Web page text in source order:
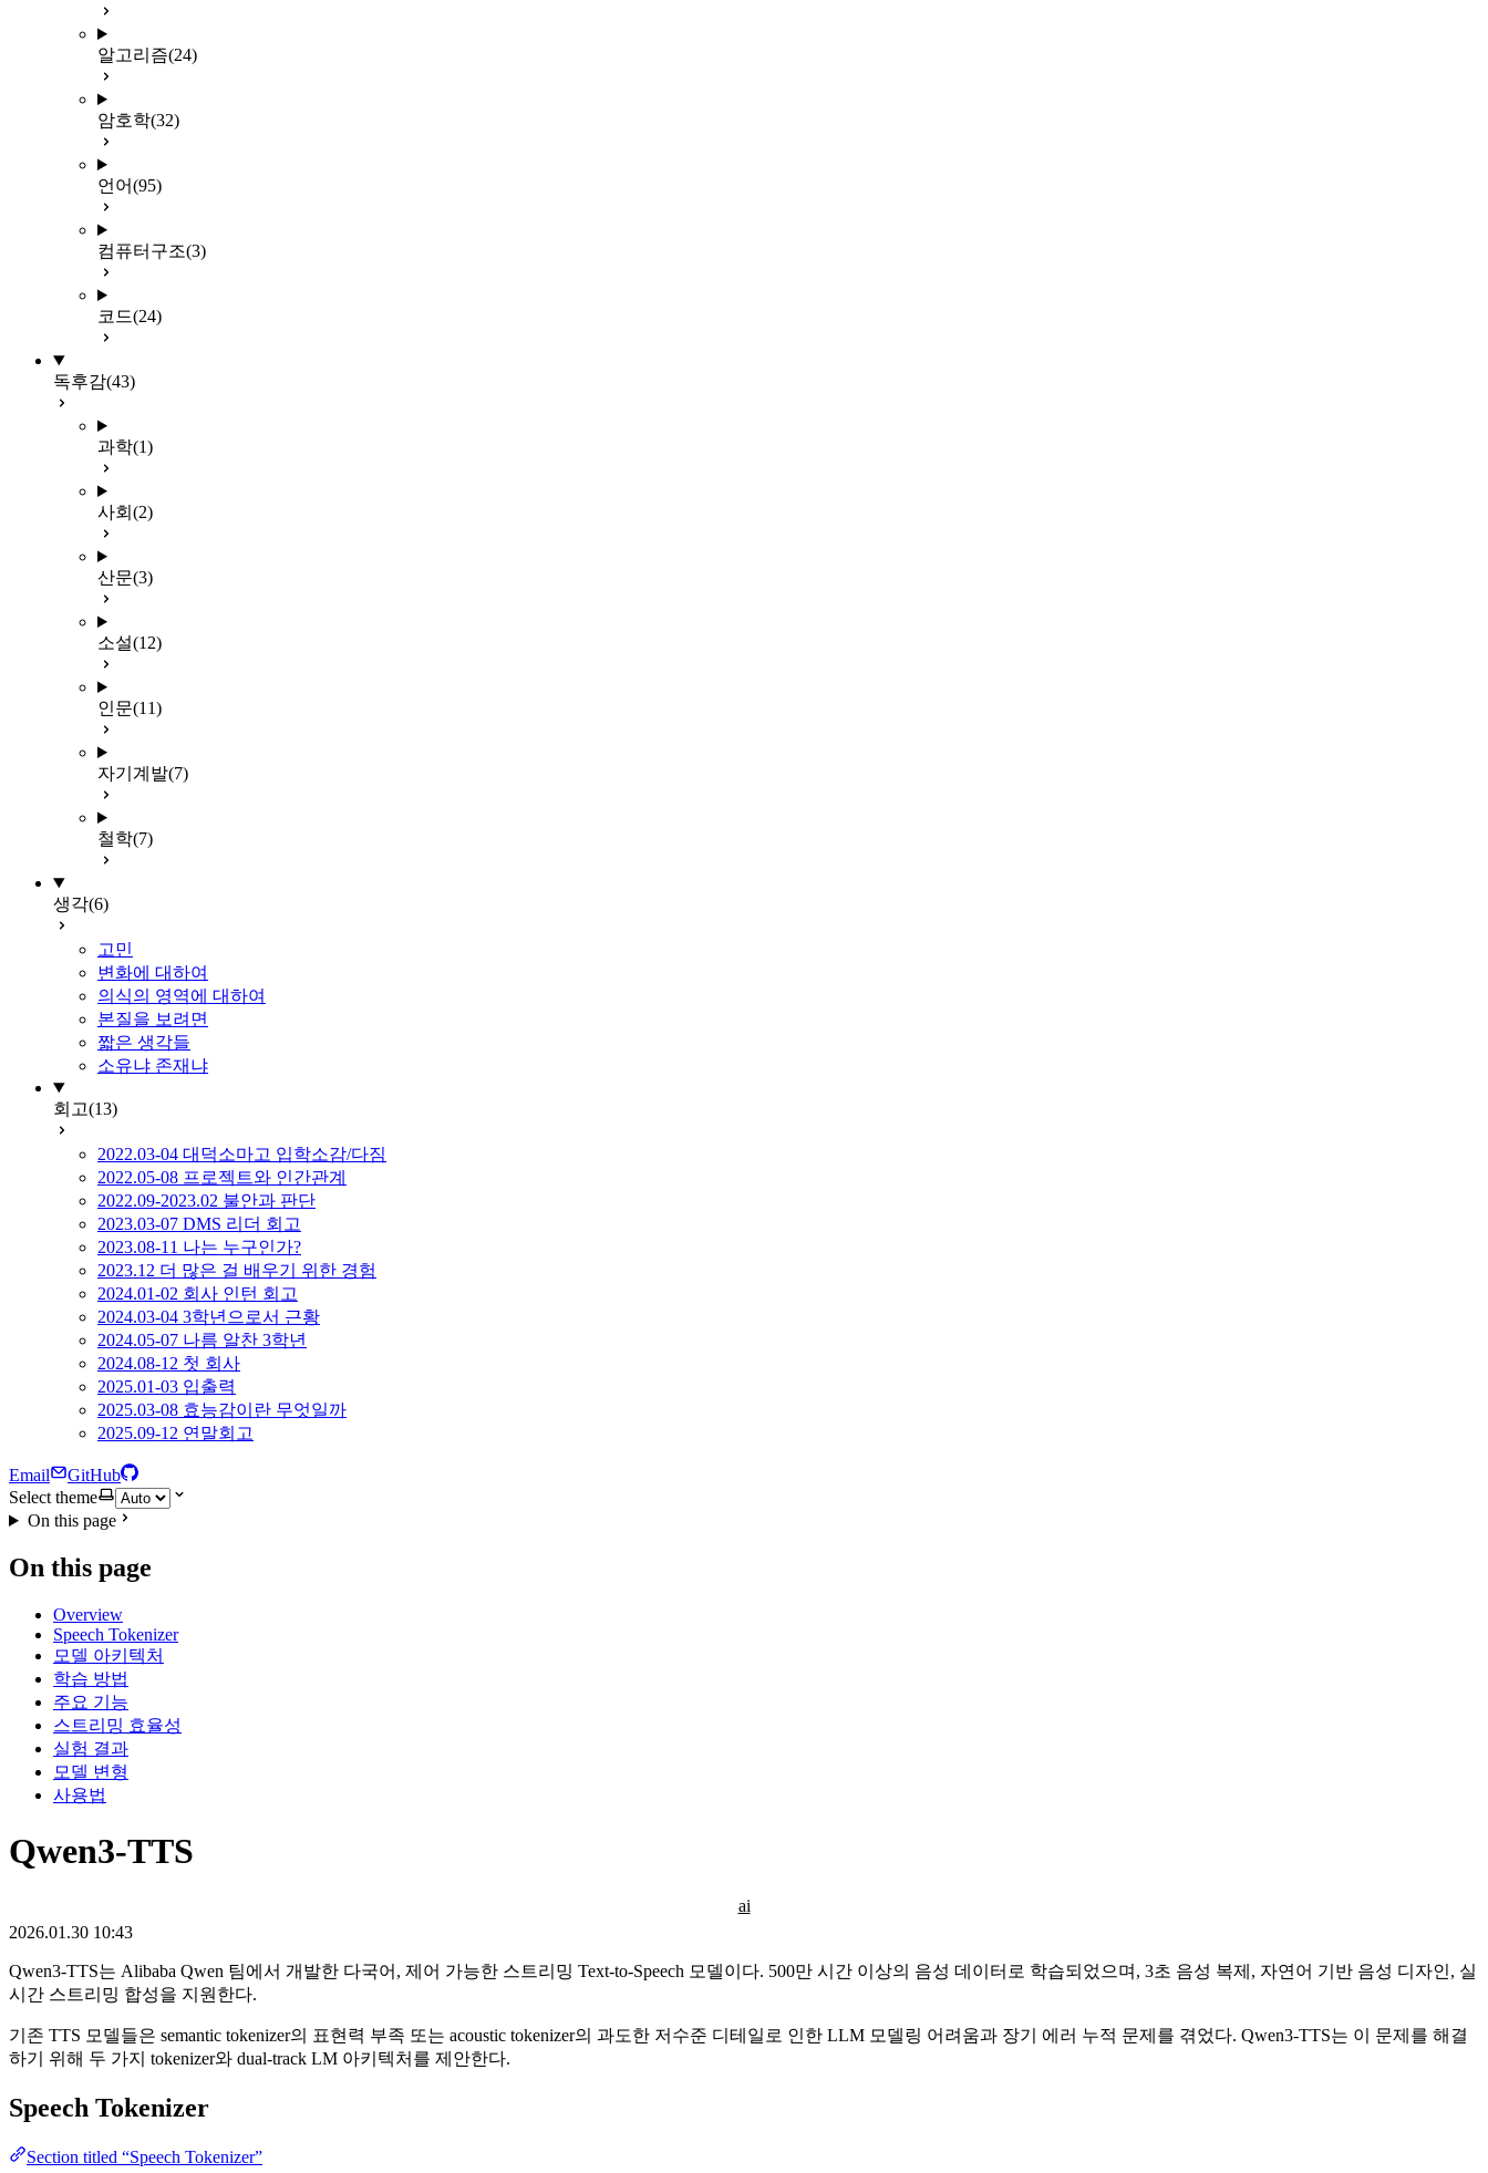
알고리즘(24)
암호학(32)
언어(95)
컴퓨터구조(3)
코드(24)
독후감(43)
과학(1)
사회 (2)
산문(3)
소설(12)
인문(11)
자기계발(7)
철학(7)
생각(6)
고민
변화에 대하여
의식의 영역에 대하여
본질을 보려면
짧은 생각들
소유냐 존재냐
회고(13)
2022.03-04 대덕소마고 입학소감/다짐
2022.05-08 프로젝트와 인간관계
2022.09-2023.02 불안과 판단
2023.03-07 DMS 리더 회고
2023.08-11 나는 누구인가?
2023.12 더 많은 걸 배우기 위한 경험
2024.01-02 회사 인턴 회고
2024.03-04 3학년으로서 근황
2024.05-07 나름 알찬 3학년
2024.08-12 첫 회사
2025.01-03 입출력
2025.03-08 효능감이란 무엇일까
2025.09-12 연말회고
Email
GitHub
Select theme
On this page
On this page
Overview
Speech Tokenizer
모델 아키텍처
학습 방법
주요 기능
스트리밍 효율성
실험 결과
모델 변형
사용법
Qwen3-TTS
ai
2026.01.30 10:43
Qwen3-TTS는 Alibaba Qwen 팀에서 개발한 다국어, 제어 가능한 스트리밍 Text-to-Speech 모델이다. 500만 시간 이상의 음성 데이터로 학습되었으며, 3초 음성 복제, 자연어 기반 음성 디자인, 실
시간 스트리밍 합성을 지원한다.
기존 TTS 모델들은 semantic tokenizer의 표현력 부족 또는 acoustic tokenizer의 과도한 저수준 디테일로 인한 LLM 모델링 어려움과 장기 에러 누적 문제를 겪었다. Qwen3-TTS는 이 문제를 해결
하기 위해 두 가지 tokenizer와 dual-track LM 아키텍처를 제안한다.
Speech Tokenizer
Section titled “Speech Tokenizer”